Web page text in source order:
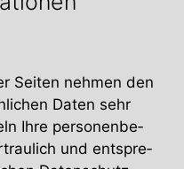
Seiten nehmen den
Daten sehr
Ihre perso­nen­be­
und entspre­